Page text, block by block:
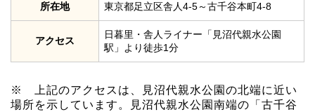
所在地 東京都足立区舎人4-5～古千谷本町4-8
アクセス
日暮里・舎人ライナー「見沼代親水公園
駅」より徒歩1分
※ 上記のアクセスは、見沼代親水公園の北端に近い
場所を示しています。見沼代親水公園南端の「古千谷